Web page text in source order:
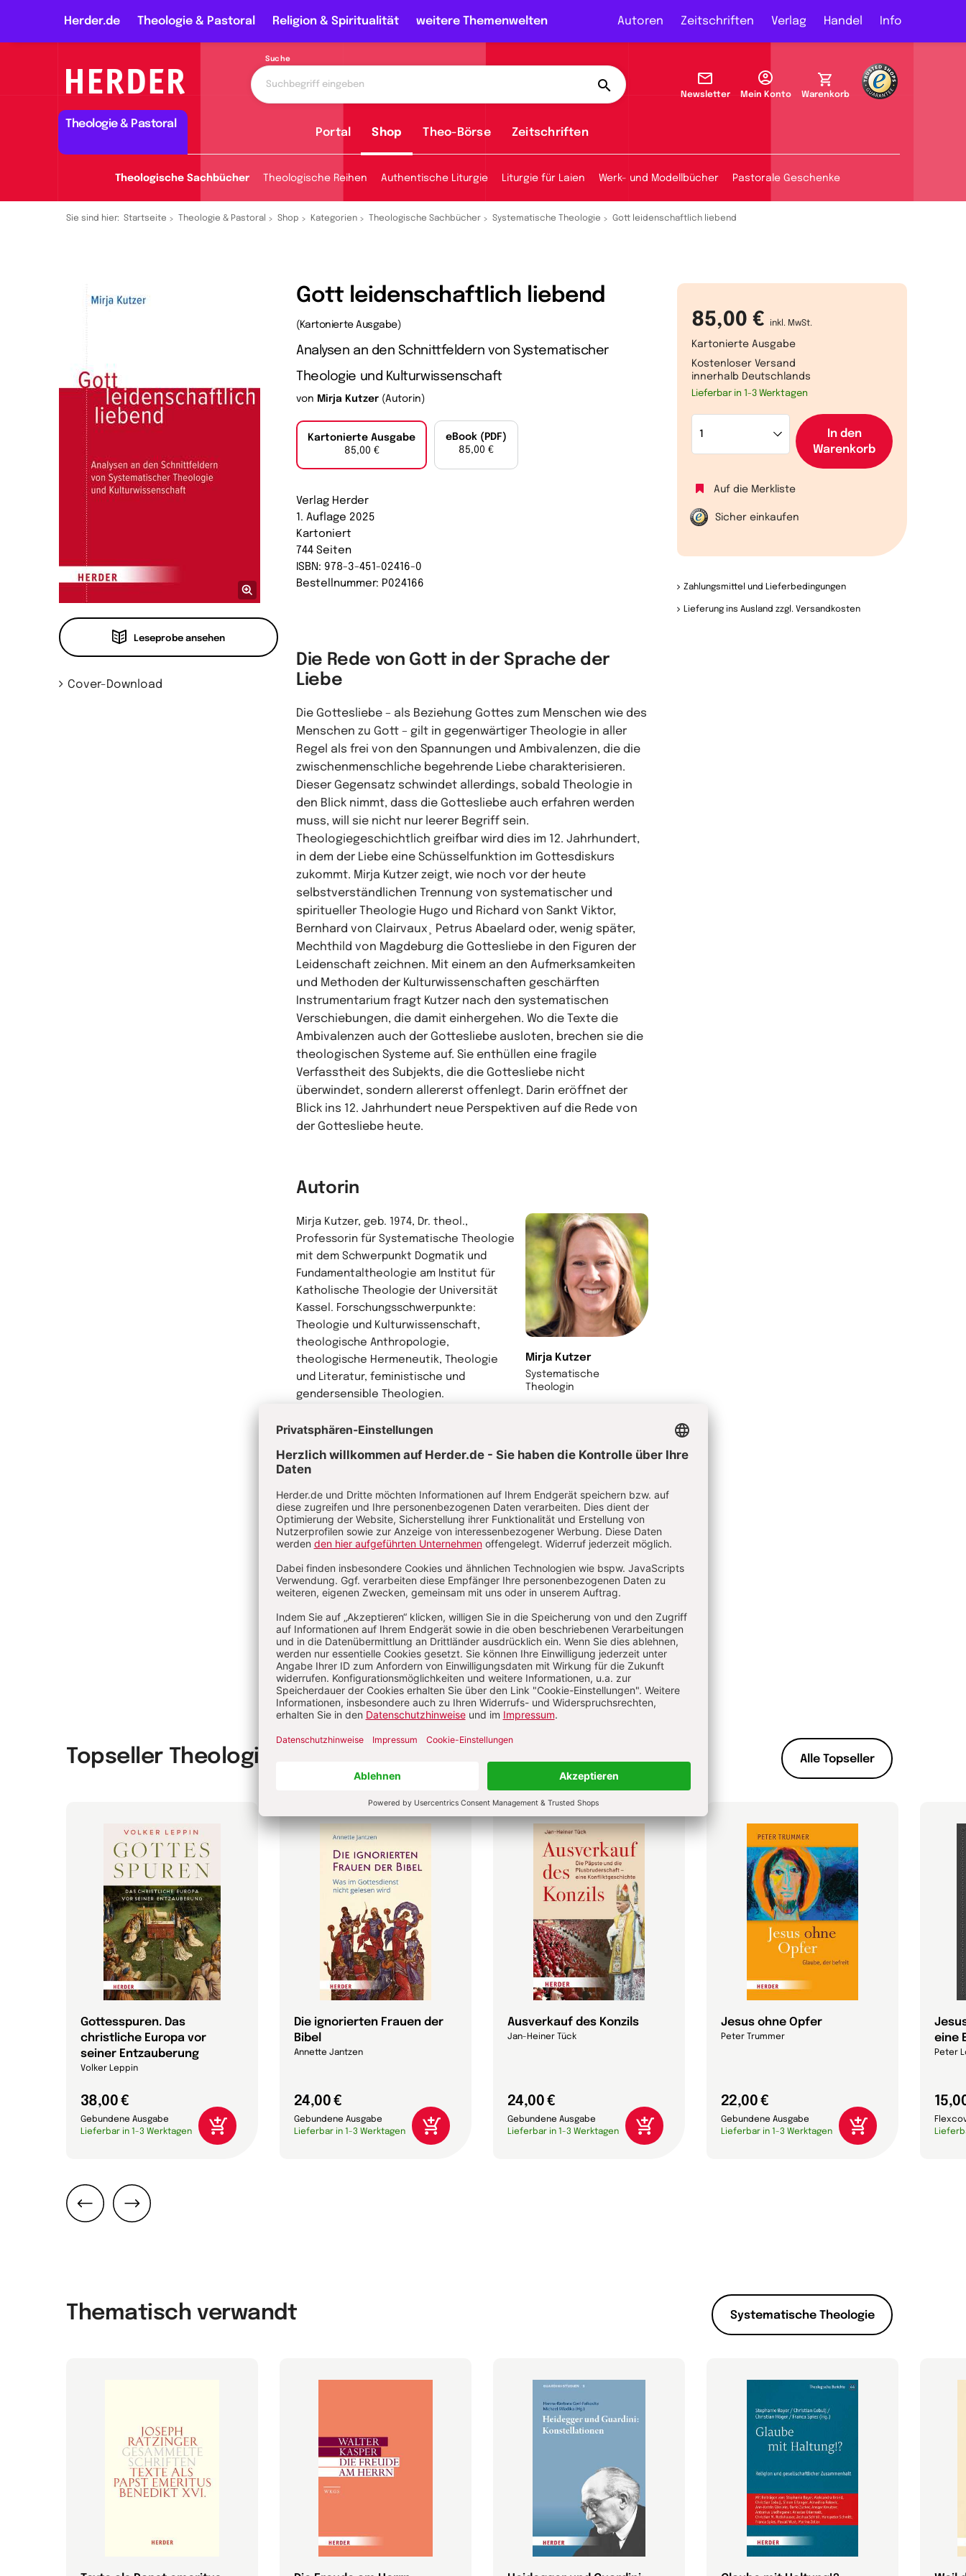
Herder.de Theologie & Pastoral Religion & Spiritualität weitere Themenwelten Autoren Zeitschriften Verlag Handel Info
Suche
Theologie & Pastoral
Newsletter Mein Konto Warenkorb
Portal Shop Theo-Börse Zeitschriften
Theologische Sachbücher Theologische Reihen Authentische Liturgie Liturgie für Laien Werk- und Modellbücher Pastorale Geschenke
Sie sind hier: Startseite Theologie & Pastoral Shop Kategorien Theologische Sachbücher Systematische Theologie Gott leidenschaftlich liebend
Leseprobe ansehen
Cover-Download
85,00 € inkl. MwSt.
Kartonierte Ausgabe
Kostenloser Versand
innerhalb Deutschlands
Lieferbar in 1-3 Werktagen
In den
Warenkorb
Auf die Merkliste
Sicher einkaufen
Zahlungsmittel und Lieferbedingungen
Lieferung ins Ausland zzgl. Versandkosten
Gott leidenschaftlich liebend
(Kartonierte Ausgabe)
Analysen an den Schnittfeldern von Systematischer
Theologie und Kulturwissenschaft
von Mirja Kutzer (Autorin)
Kartonierte Ausgabe
85,00 €
eBook (PDF)
85,00 €
Verlag Herder
1. Auflage 2025
Kartoniert
744 Seiten
ISBN: 978-3-451-02416-0
Bestellnummer: P024166
Die Rede von Gott in der Sprache der
Liebe
Die Gottesliebe – als Beziehung Gottes zum Menschen wie des
Menschen zu Gott – gilt in gegenwärtiger Theologie in aller
Regel als frei von den Spannungen und Ambivalenzen, die die
zwischenmenschliche begehrende Liebe charakterisieren.
Dieser Gegensatz schwindet allerdings, sobald Theologie in
den Blick nimmt, dass die Gottesliebe auch erfahren werden
muss, will sie nicht nur leerer Begriff sein.
Theologiegeschichtlich greifbar wird dies im 12. Jahrhundert,
in dem der Liebe eine Schüsselfunktion im Gottesdiskurs
zukommt. Mirja Kutzer zeigt, wie noch vor der heute
selbstverständlichen Trennung von systematischer und
spiritueller Theologie Hugo und Richard von Sankt Viktor,
Bernhard von Clairvaux¸ Petrus Abaelard oder, wenig später,
Mechthild von Magdeburg die Gottesliebe in den Figuren der
Leidenschaft zeichnen. Mit einem an den Aufmerksamkeiten
und Methoden der Kulturwissenschaften geschärften
Instrumentarium fragt Kutzer nach den systematischen
Verschiebungen, die damit einhergehen. Wo die Texte die
Ambivalenzen auch der Gottesliebe ausloten, brechen sie die
theologischen Systeme auf. Sie enthüllen eine fragile
Verfasstheit des Subjekts, die die Gottesliebe nicht
überwindet, sondern allererst offenlegt. Darin eröffnet der
Blick ins 12. Jahrhundert neue Perspektiven auf die Rede von
der Gottesliebe heute.
Autorin
Mirja Kutzer
Systematische
Theologin
Mirja Kutzer, geb. 1974, Dr. theol.,
Professorin für Systematische Theologie
mit dem Schwerpunkt Dogmatik und
Fundamentaltheologie am Institut für
Katholische Theologie der Universität
Kassel. Forschungsschwerpunkte:
Theologie und Kulturwissenschaft,
theologische Anthropologie,
theologische Hermeneutik, Theologie
und Literatur, feministische und
gendersensible Theologien.
Mehr von Mirja Kutzer
Verwandte Themen
Große Veränderungen – Europa und Asien im Spätmittelalter
Von Germanien bis Byzanz - Europa und Asien im Frühmittelalter
Topseller Theologie & Pastoral Alle Topseller
Gottesspuren. Das
christliche Europa vor
seiner Entzauberung
Volker Leppin
38,00 €
Gebundene Ausgabe
Lieferbar in 1-3 Werktagen
Die ignorierten Frauen der
Bibel
Annette Jantzen
24,00 €
Gebundene Ausgabe
Lieferbar in 1-3 Werktagen
Ausverkauf des Konzils
Jan-Heiner Tück
24,00 €
Gebundene Ausgabe
Lieferbar in 1-3 Werktagen
Jesus ohne Opfer
Peter Trummer
22,00 €
Gebundene Ausgabe
Lieferbar in 1-3 Werktagen
eine
Peter
Thematisch verwandt Systematische Theologie